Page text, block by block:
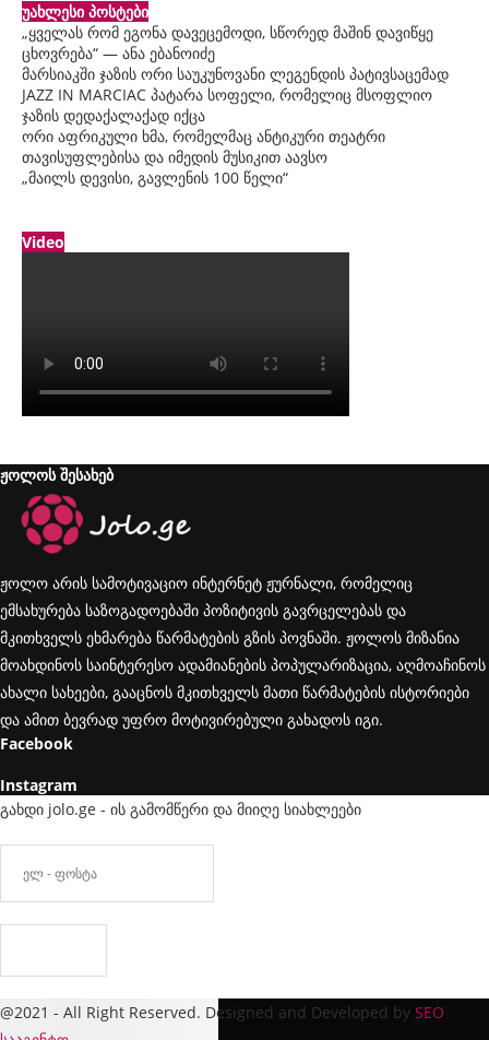
უახლესი პოსტები
„ყველას რომ ეგონა დავეცემოდი, სწორედ მაშინ დავიწყე
ცხოვრება“ — ანა ებანოიძე
მარსიაკში ჯაზის ორი საუკუნოვანი ლეგენდის პატივსაცემად
JAZZ IN MARCIAC პატარა სოფელი, რომელიც მსოფლიო
ჯაზის დედაქალაქად იქცა
ორი აფრიკული ხმა, რომელმაც ანტიკური თეატრი
თავისუფლებისა და იმედის მუსიკით აავსო
„მაილს დევისი, გავლენის 100 წელი“
Video
ჟოლოს შესახებ
ჟოლო არის სამოტივაციო ინტერნეტ ჟურნალი, რომელიც
ემსახურება საზოგადოებაში პოზიტივის გავრცელებას და
მკითხველს ეხმარება წარმატების გზის პოვნაში. ჟოლოს მიზანია
მოახდინოს საინტერესო ადამიანების პოპულარიზაცია, აღმოაჩინოს
ახალი სახეები, გააცნოს მკითხველს მათი წარმატების ისტორიები
და ამით ბევრად უფრო მოტივირებული გახადოს იგი.
Facebook
Instagram
გახდი jolo.ge - ის გამომწერი და მიიღე სიახლეები
@2021 - All Right Reserved. Designed and Developed by SEO